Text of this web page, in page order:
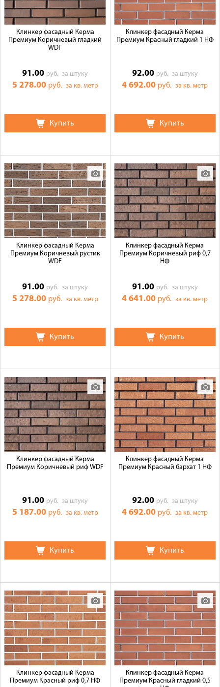
Клинкер фасадный Керма
Премиум Коричневый гладкий
WDF
91.00 руб.за штуку
5 278.00 руб. за кв. метр
Купить
Клинкер фасадный Керма
Премиум Красный гладкий 1 НФ
92.00 руб. за штуку
4 692.00 руб.за кв. метр
Купить
Клинкер фасадный Керма
Премиум Коричневый рустик
WDF
91.00 руб.за штуку
5 278.00 руб. за кв. метр
Купить
Клинкер фасадный Керма
Премиум Коричневый риф 0,7
НФ
91.00 руб. за штуку
4 641.00 руб.за кв. метр
Купить
Клинкер фасадный Керма
Премиум Коричневый риф WDF
91.00 руб.за штуку
5 187.00 руб. за кв. метр
Купить
Клинкер фасадный Керма
Премиум Красный бархат 1 НФ
92.00 руб. за штуку
4 692.00 руб.за кв. метр
Купить
Клинкер фасадный Керма
Премиум Красный риф 0,7 НФ
Клинкер фасадный Керма
Премиум Красный гладкий 0,5